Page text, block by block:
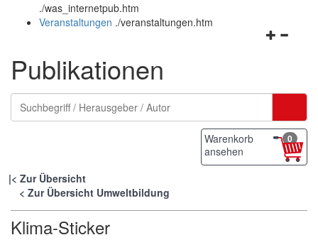
und
schließen
./was_internetpub.htm
Veranstaltungen ./veranstaltungen.htm
Publikationen
Warenkorb
ansehen
0
Zur Übersicht
Zur Übersicht Umweltbildung
Klima-Sticker